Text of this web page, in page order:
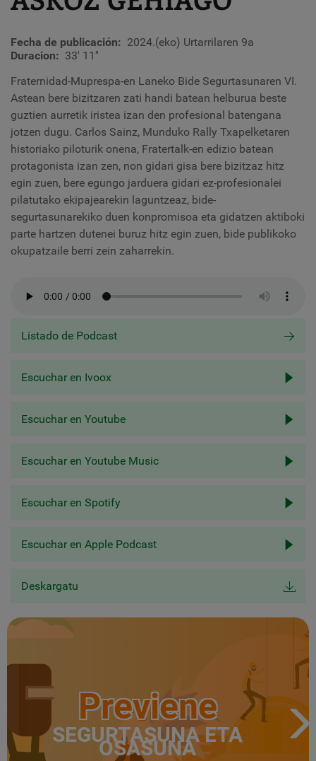
Fecha de publicación
2024.(eko) Urtarrilaren 9a
Duracion
33' 11''
Fraternidad-Muprespa-en Laneko Bide Segurtasunaren VI.
Astean bere bizitzaren zati handi batean helburua beste
guztien aurretik iristea izan den profesional batengana
jotzen dugu. Carlos Sainz, Munduko Rally Txapelketaren
historiako piloturik onena, Fratertalk-en edizio batean
protagonista izan zen, non gidari gisa bere bizitzaz hitz
egin zuen, bere egungo jarduera gidari ez-profesionalei
pilatutako ekipajearekin laguntzeaz, bide-
segurtasunarekiko duen konpromisoa eta gidatzen aktiboki
parte hartzen dutenei buruz hitz egin zuen, bide publikoko
okupatzaile berri zein zaharrekin.
Listado de Podcast
Escuchar en Ivoox
Escuchar en Youtube
Escuchar en Youtube Music
Escuchar en Spotify
Escuchar en Apple Podcast
Deskargatu
Previene
SEGURTASUNA ETA
OSASUNA